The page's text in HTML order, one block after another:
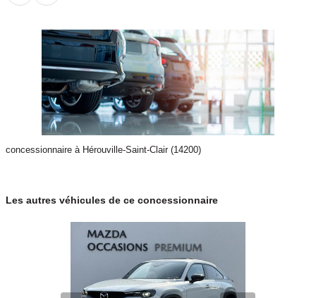
concessionnaire à Hérouville-Saint-Clair (14200)
Les autres véhicules de ce concessionnaire